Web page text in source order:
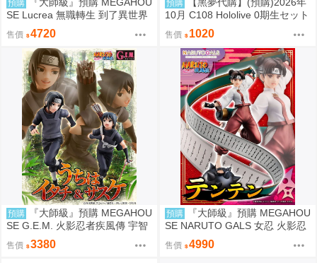
預購
SE Lucrea 無職轉生 到了異世界
就拿出真本事 艾莉絲·格雷拉特
售價 4720
預購
10月 C108 Hololive 0期生セット
【非公式】套組 社團名:空色姉妹
繪師:綾香
售價 1020
預購
『大師級』預購 MEGAHOU
SE G.E.M. 火影忍者疾風傳 宇智
波鼬 & 宇智波佐助 再販
售價 3380
預購
『大師級』預購 MEGAHOU
SE NARUTO GALS 女忍 火影忍
者疾風傳 天天 再販
售價 4990